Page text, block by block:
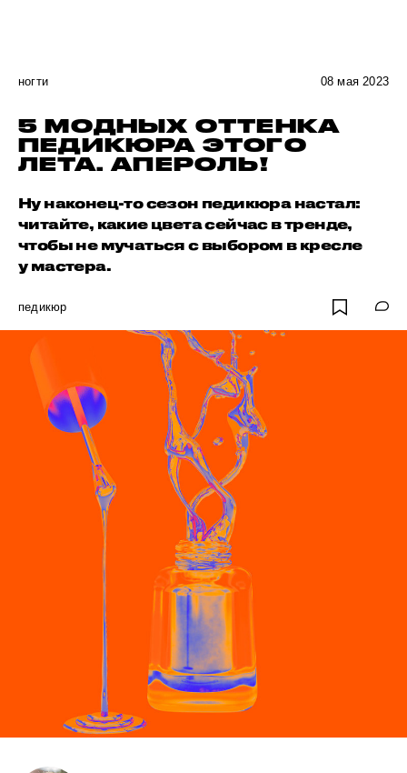
ногти 08 мая 2023
5 МОДНЫХ ОТТЕНКА
ПЕДИКЮРА ЭТОГО
ЛЕТА. АПЕРОЛЬ!
Ну наконец-то сезон педикюра настал:
читайте, какие цвета сейчас в тренде,
чтобы не мучаться с выбором в кресле
у мастера.
педикюр